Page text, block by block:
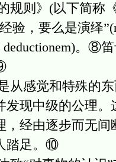
则》(以下简称
验，要么是演绎
deductionem)。⑧
感觉和特殊的东
现中级的公理。
经由逐步而无间
踏足。⑩